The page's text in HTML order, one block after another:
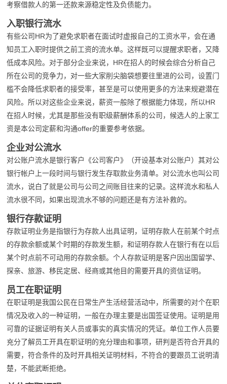
考察借款人的第一还款来源稳定性及负债能力。
入职银行流水
有些公司HR为了避免求职者在面试时虚报自己的工资水平，会在通
知员工入职时提供之前工资的流水单。这样既可以提醒求职者，又降
低成本风险。对于部分企业来说，HR在招人的时候会综合分析自己
所在公司的竞争力，对一些大家削尖脑袋想要往里进的公司，设置门
槛不会降低求职者的接受率，甚至是可以使用更多的方法来规避潜在
风险。所以对这些企业来说，薪资一般除了根据能力体现，所以HR
在招人时候，尤其是那些没有职级薪酬体系的公司，候选人的上家工
资是本公司定薪和沟通offer的重要参考依据。
企业对公流水
对公账户流水是银行客户《公司客户》（开设基本对公账户）其对公
银行帐户上一段时间与银行发生存取款业务清单。对公流水也叫公司
流水，说白了就是公司与公司之间账目往来的记录。这样流水和私人
流水很不同，如果出现流水不够的问题还是有方法补救的。
银行存款证明
存款证明业务是指银行为存款人出具证明，证明存款人在前某个时点
的存款余额或某个时期的存款发生额，和证明存款人在银行有在以后
某个时点前不可动用的存款余额。个人存款证明是客户因出国留学、
探亲、旅游、移民定居、经商或其他目的需要开具的资信证明。
员工在职证明
在职证明是我国公民在日常生产生活经营活动中，所需要的对个在职
情况及收入的一种证明，一般在办理主要是出国签证使用。证明是用
可靠的证据证明有关人员或事实的真实情况的凭证。单位工作人员要
充分了解员工开具在职证明的充分理由和事项，研判是否符合开具的
需要，符合条件的及时开具相关证明材料，不符合的要跟员工说明清
楚，不能武断拒绝。